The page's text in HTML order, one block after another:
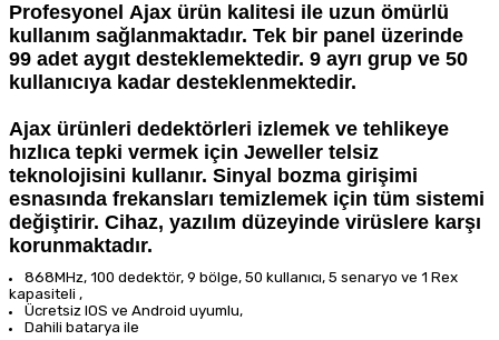
Profesyonel Ajax ürün kalitesi ile uzun ömürlü
kullanım sağlanmaktadır. Tek bir panel üzerinde
99 adet aygıt desteklemektedir. 9 ayrı grup ve 50
kullanıcıya kadar desteklenmektedir.
Ajax ürünleri dedektörleri izlemek ve tehlikeye
hızlıca tepki vermek için Jeweller telsiz
teknolojisini kullanır. Sinyal bozma girişimi
esnasında frekansları temizlemek için tüm sistemi
değiştirir. Cihaz, yazılım düzeyinde virüslere karşı
korunmaktadır.
868MHz, 100 dedektör, 9 bölge, 50 kullanıcı, 5 senaryo ve 1 Rex
kapasiteli ,
Ücretsiz IOS ve Android uyumlu,
Dahili batarya ile